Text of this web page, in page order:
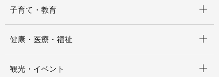
子育て・教育
健康・医療・福祉
観光・イベント